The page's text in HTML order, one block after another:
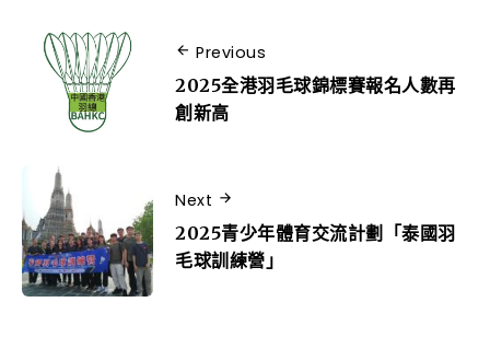
Previous
2025全港羽毛球錦標賽報名人數再
創新高
Next
2025青少年體育交流計劃「泰國羽
毛球訓練營」